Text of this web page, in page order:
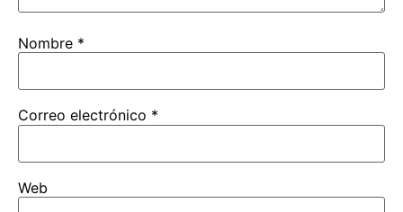
Nombre *
Correo electrónico *
Web